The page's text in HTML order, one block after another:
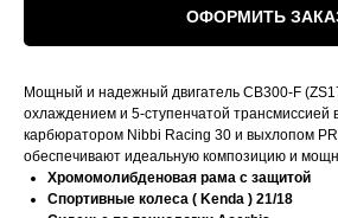
ОФОРМИТЬ
Мощный и надежный двигатель CB300-F
охлаждением и 5-ступенчатой трансмиссией
карбюратором Nibbi Racing 30 и выхлопом
обеспечивают идеальную композицию и
Хромомолибденовая рама с защитой
Спортивные колеса ( Kenda ) 21/18